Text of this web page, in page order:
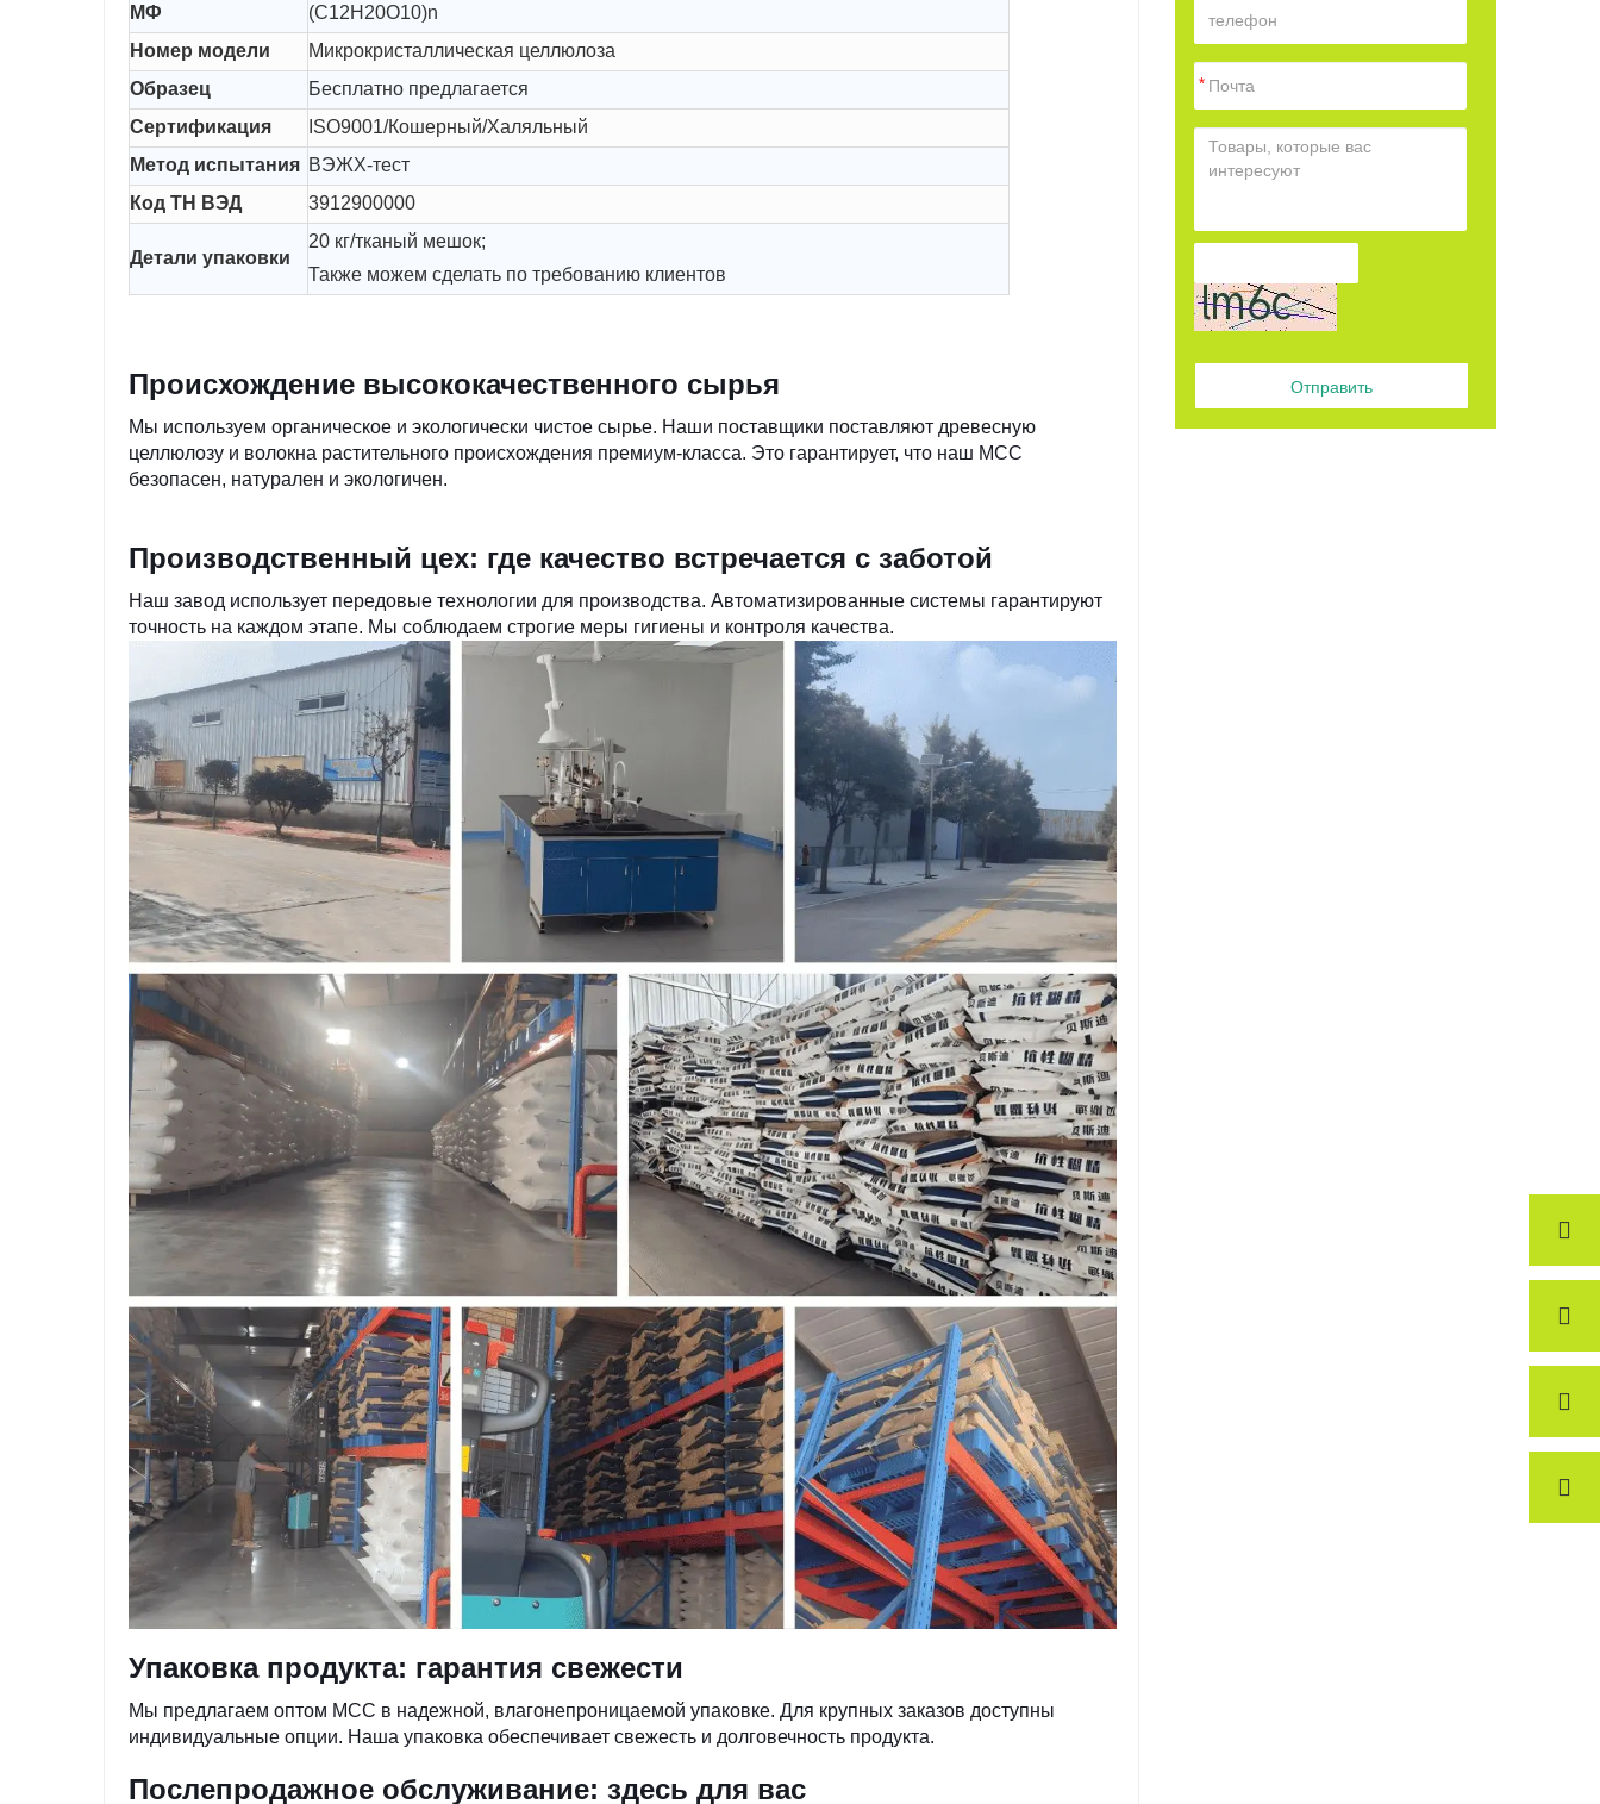
МФ
(C12H20O10)n
Номер модели
Микрокристаллическая целлюлоза
Образец
Бесплатно предлагается
Сертификация
ISO9001/Кошерный/Халяльный
Метод испытания ВЭЖХ-тест
Код ТН ВЭД
3912900000
Детали упаковки
20 кг/тканый мешок;
Также можем сделать по требованию клиентов
Происхождение высококачественного сырья
Мы используем органическое и экологически чистое сырье. Наши поставщики поставляют древесную
целлюлозу и волокна растительного происхождения премиум-класса. Это гарантирует, что наш MCC
безопасен, натурален и экологичен.
Производственный цех: где качество встречается с заботой
Наш завод использует передовые технологии для производства. Автоматизированные системы гарантируют
точность на каждом этапе. Мы соблюдаем строгие меры гигиены и контроля качества.
Упаковка продукта: гарантия свежести
Мы предлагаем оптом MCC в надежной, влагонепроницаемой упаковке. Для крупных заказов доступны
индивидуальные опции. Наша упаковка обеспечивает свежесть и долговечность продукта.
Послепродажное обслуживание: здесь для вас
Отправить